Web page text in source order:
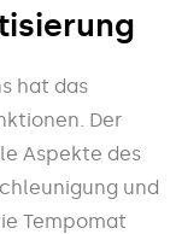
hat das
Der
Aspekte des
und
Tempomat